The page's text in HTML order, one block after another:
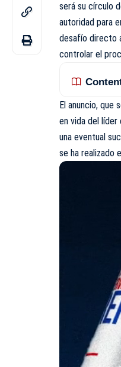
será su círculo
autoridad para
desafío directo
controlar el
El anuncio, que
en vida del líder
una eventual
se ha realizado